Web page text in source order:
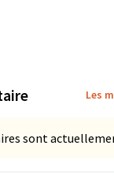
Les
sont